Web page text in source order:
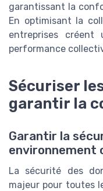
garantissant la
En optimisant la
entreprises créent
performance
Sécuriser
garantir la
Garantir la
environnement
La sécurité des
majeur pour toutes